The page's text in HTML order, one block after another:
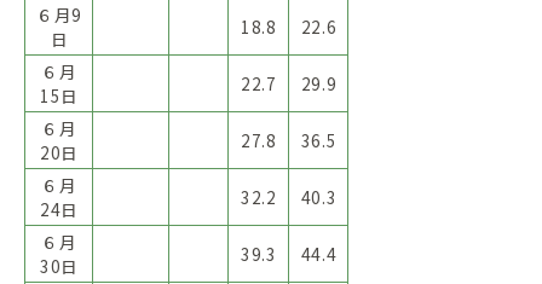
６月9
日
18.8
22.6
６月
15日
22.7
29.9
６月
20日
27.8
36.5
６月
24日
32.2
40.3
６月
30日
39.3
44.4